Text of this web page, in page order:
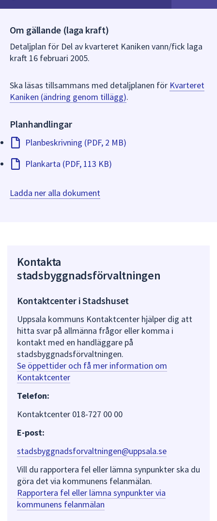
Om gällande (laga kraft)
Detaljplan för Del av kvarteret Kaniken vann/fick laga
kraft 16 februari 2005.
Ska läsas tillsammans med detaljplanen för Kvarteret
Kaniken (ändring genom tillägg).
Planhandlingar
Planbeskrivning (PDF, 2 MB)
Plankarta (PDF, 113 KB)
Ladda ner alla dokument
Kontakta
stadsbyggnadsförvaltningen
Kontaktcenter i Stadshuset
Uppsala kommuns Kontaktcenter hjälper dig att
hitta svar på allmänna frågor eller komma i
kontakt med en handläggare på
stadsbyggnadsförvaltningen.
Se öppettider och få mer information om
Kontaktcenter
Telefon:
Kontaktcenter 018-727 00 00
E-post:
stadsbyggnadsforvaltningen@uppsala.se
Vill du rapportera fel eller lämna synpunkter ska du
göra det via kommunens felanmälan.
Rapportera fel eller lämna synpunkter via
kommunens felanmälan